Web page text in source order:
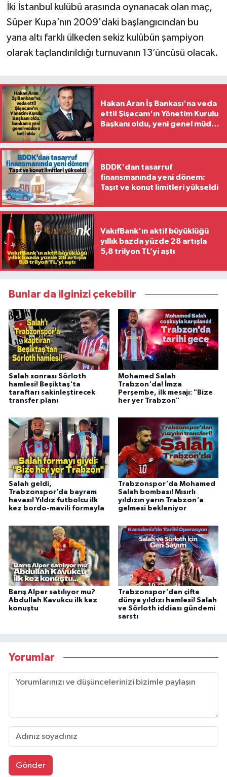
İki İstanbul kulübü arasında oynanacak olan maç,
Süper Kupa’nın 2009'daki başlangıcından bu
yana altı farklı ülkeden sekiz kulübün şampiyon
olarak taçlandırıldığı turnuvanın 13’üncüsü olacak.
Hakan Aran İş Bankası'na veda
etti! Şişecam'ın Yönetim Kurulu
Başkanı oldu, yeni genel müdür
BDDK'dan tasarruf
finansmanında yeni dönem:
Taşıt ve konut limitleri yükseldi
VakıfBank’ın aktif büyüklüğü
yıllık bazda yüzde 28 artışla
5,8 trilyon TL’yi aştı
Bunlar da ilginizi çekebilir
Salah sonrası Sörloth
hamlesi! Beşiktaş'ta
taraftarı sakinleştirecek
transfer planı
Mohamed Salah
Trabzon'da! İmza
Perşembe, ilk mesajı: "Bize
her yer Trabzon"
Salah geldi,
Trabzonspor’da bayram
havası! Yıldız futbolcu ilk
kez bordo-mavili formayla
Trabzonspor'da Mohamed
Salah bombası! Mısırlı
yıldızın yarın Trabzon'a
gelmesi bekleniyor
Barış Alper satılıyor mu?
Abdullah Kavukcu ilk kez
konuştu
Trabzonspor'dan çifte
dünya yıldızı hamlesi! Salah
ve Sörloth iddiası gündemi
sarstı
Yorumlar
Gönder